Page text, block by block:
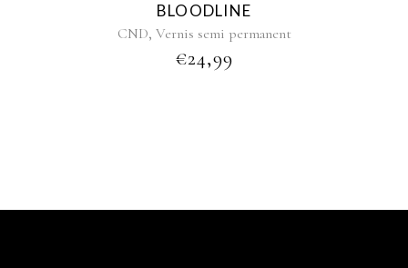
BLOODLINE
CND, Vernis semi permanent
€24,99